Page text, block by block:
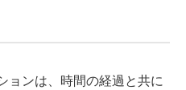
ンは、時間の経過と共に